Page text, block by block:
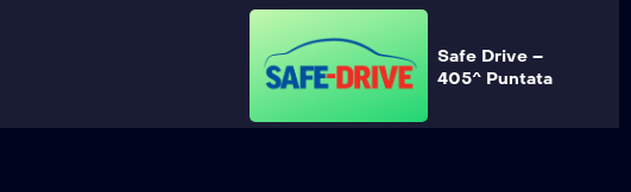
Safe Drive –
405^ Puntata